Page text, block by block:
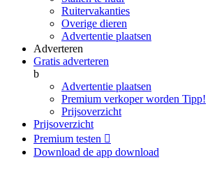
Ruitervakanties
Overige dieren
Advertentie plaatsen
Adverteren
Gratis adverteren
b
Advertentie plaatsen
Premium verkoper worden Tipp!
Prijsoverzicht
Prijsoverzicht
Premium testen 
Download de app download